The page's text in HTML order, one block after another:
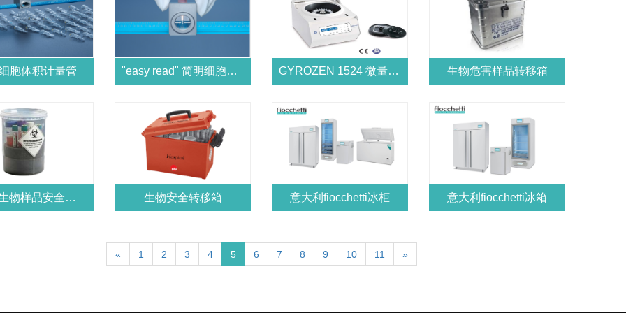
胞体积计量管 "easy read" 简明细胞测量装置 GYROZEN 1524 微量高速离心机 生物危害样品转移箱
一次性生物样品安全转移桶 生物安全转移箱 意大利fiocchetti冰柜 意大利fiocchetti冰箱
« 1 2 3 4 5 6 7 8 9 10 11 »